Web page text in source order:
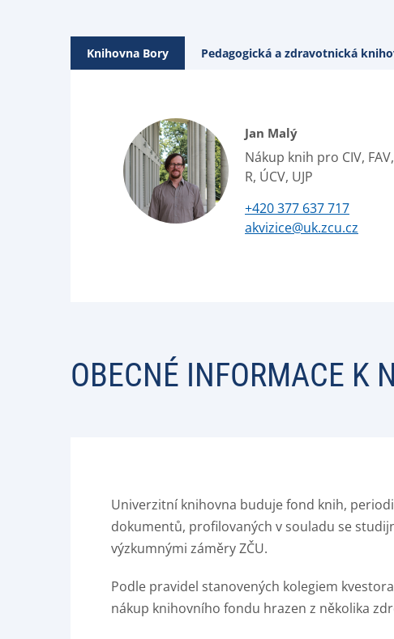
Knihovna Bory Pedagogická a zdravotnická
Jan Malý
Nákup knih pro CIV, FAV,
R, ÚCV, UJP
+420 377 637 717
akvizice@uk.zcu.cz
OBECNÉ INFORMACE K
Univerzitní knihovna buduje fond knih,
dokumentů, profilovaných v souladu se
výzkumnými záměry ZČU.
Podle pravidel stanovených kolegiem
nákup knihovního fondu hrazen z několika